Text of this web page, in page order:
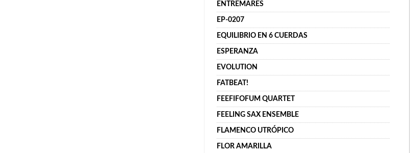
ENTREMARES
EP-0207
EQUILIBRIO EN 6 CUERDAS
ESPERANZA
EVOLUTION
FATBEAT!
FEEFIFOFUM QUARTET
FEELING SAX ENSEMBLE
FLAMENCO UTRÓPICO
FLOR AMARILLA